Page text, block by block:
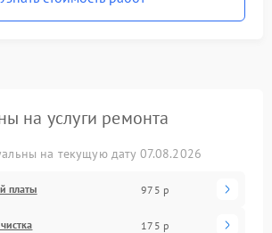
на услуги ремонта
на текущую дату 07.08.2026
платы 975 р
175 р